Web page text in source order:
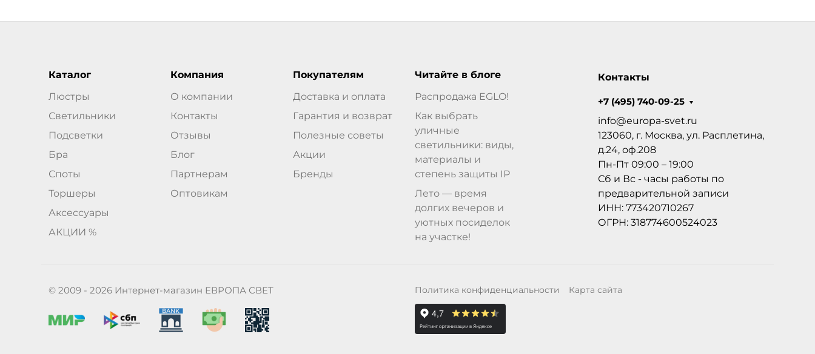
Каталог
Люстры
Светильники
Подсветки
Бра
Споты
Торшеры
Аксессуары
АКЦИИ %
Компания
О компании
Контакты
Отзывы
Блог
Партнерам
Оптовикам
Покупателям
Доставка и оплата
Гарантия и возврат
Полезные советы
Акции
Бренды
Читайте в блоге
Распродажа EGLO!
Как выбрать
уличные
светильники: виды,
материалы и
степень защиты IP
Лето — время
долгих вечеров и
уютных посиделок
на участке!
Контакты
+7 (495) 740-09-25
info@europa-svet.ru
123060, г. Москва, ул. Расплетина,
д.24, оф.208
Пн-Пт 09:00 – 19:00
Сб и Вс - часы работы по
предварительной записи
ИНН: 773420710267
ОГРН: 318774600524023
© 2009 - 2026 Интернет-магазин ЕВРОПА СВЕТ Политика конфиденциальности Карта сайта